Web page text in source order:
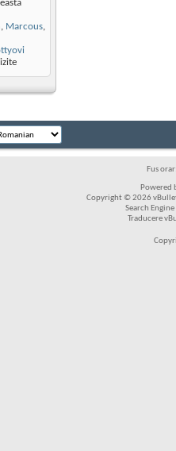
, Marcous,
Fus
Powered
Copyright © 2026
Search
Traducere